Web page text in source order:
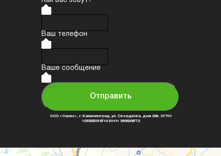
Ваш телефон
Ваше сообщение
Отправить
ООО «Оазис», г. Калининград, ул. Свердлова, дом 29А. ОГРН
1093925018714 ИНН 3906208772